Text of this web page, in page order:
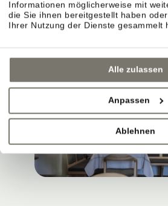
Informationen möglicherweise mit
die Sie ihnen bereitgestellt haben
Ihrer Nutzung der Dienste gesammelt
Alle zulassen
Anpassen
Ablehnen